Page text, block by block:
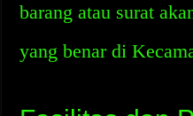
barang atau surat
yang benar di